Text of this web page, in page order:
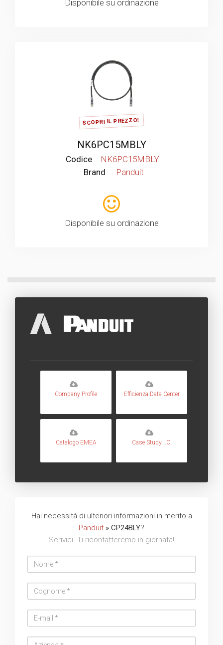
Disponibile su ordinazione
SCOPRI IL PREZZO!
NK6PC15MBLY
Codice
NK6PC15MBLY
Brand
Panduit
Disponibile su ordinazione
Company Profile Efficienza Data Center
Catalogo EMEA Case Study I.C.
Hai necessità di ulteriori informazioni in merito a
Panduit » CP24BLY?
Scrivici. Ti ricontatteremo in giornata!
address